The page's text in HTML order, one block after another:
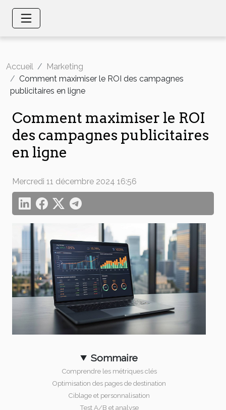
Accueil
Marketing
Comment maximiser le ROI des campagnes
publicitaires en ligne
Comment maximiser le ROI
des campagnes publicitaires
en ligne
Mercredi 11 décembre 2024 16:56
Sommaire
Comprendre les métriques clés
Optimisation des pages de destination
Ciblage et personnalisation
Test A/B et analyse